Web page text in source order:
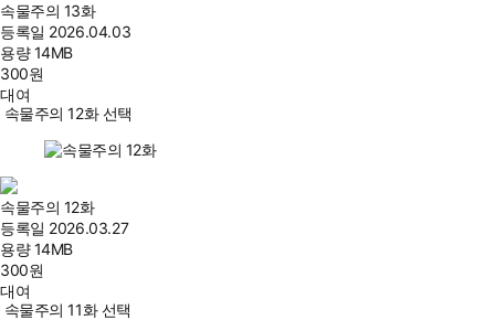
속물주의 13화
등록일 2026.04.03
용량14MB
300원
대여
속물주의 12화 선택
속물주의 12화
등록일 2026.03.27
용량14MB
300원
대여
속물주의 11화 선택